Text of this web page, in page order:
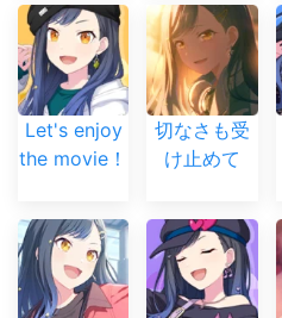
Let's enjoy
the movie！
切なさも受
け止めて